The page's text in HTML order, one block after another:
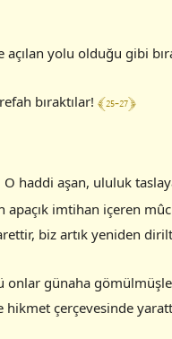
açılan yolu olduğu gibi
bıraktılar! ﴾ 25-27 ﴿
O haddi aşan, ululuk
apaçık imtihan içeren
biz artık yeniden
onlar günaha
hikmet çerçevesinde